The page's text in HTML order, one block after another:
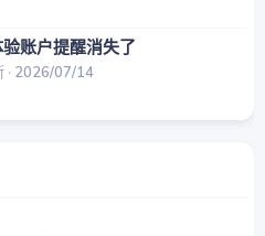
账户提醒消失了
2026/07/14